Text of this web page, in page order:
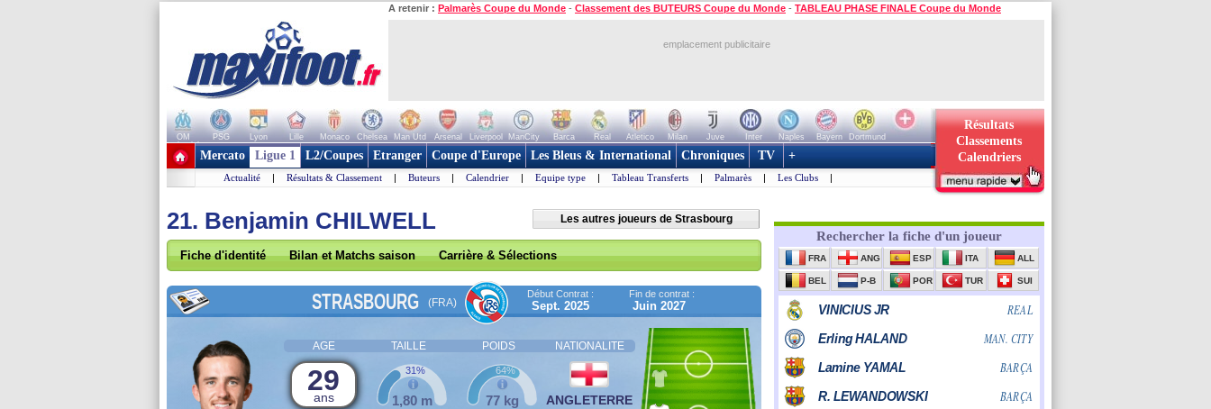
A retenir : Palmarès Coupe du Monde - Classement des BUTEURS Coupe du Monde - TABLEAU PHASE FINALE Coupe du Monde
emplacement publicitaire
OM PSG Lyon Lille Monaco Chelsea Man Utd Arsenal Liverpool ManCity Barca Real Atletico Milan Juve Inter Naples Bayern
Dortmund
+ de clubs
Résultats
Classements
Calendriers
Mercato Ligue 1 L2/Coupes Etranger Coupe d'Europe Les Bleus & International Chroniques TV +
Actualité | Résultats & Classement | Buteurs | Calendrier | Equipe type | Tableau Transferts | Palmarès | Les Clubs |
21. Benjamin CHILWELL Les autres joueurs de Strasbourg
Fiche d'identité Bilan et Matchs saison Carrière & Sélections
STRASBOURG (FRA)
Début Contrat :
Sept. 2025
Fin de contrat :
Juin 2027
AGE TAILLE POIDS NATIONALITE
29
ans 1,80 m
31%
77 kg
64%
ANGLETERRE